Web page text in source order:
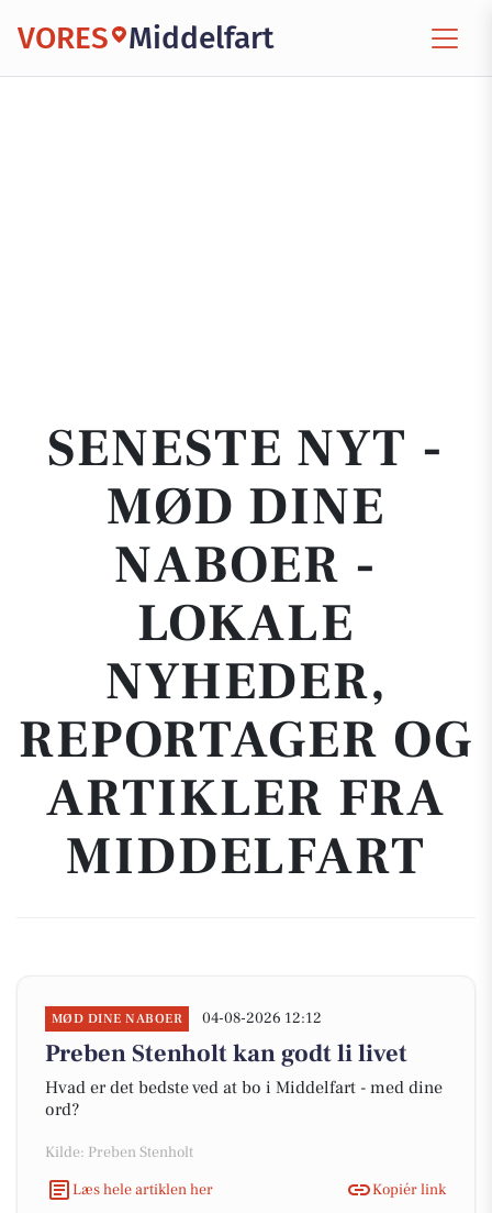
VORES Middelfart
SENESTE NYT -
MØD DINE
NABOER -
LOKALE
NYHEDER,
REPORTAGER OG
ARTIKLER FRA
MIDDELFART
MØD DINE NABOER 04-08-2026 12:12
Preben Stenholt kan godt li livet
Hvad er det bedste ved at bo i Middelfart - med dine
ord?
Kilde: Preben Stenholt
Læs hele artiklen her
Kopiér link